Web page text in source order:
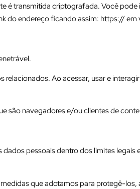
é transmitida criptografada. Você
do endereço ficando assim: https://
Ao acessar, usar e
são navegadores e/ou clientes de
pessoais dentro dos limites legais
que adotamos para protegê-los,